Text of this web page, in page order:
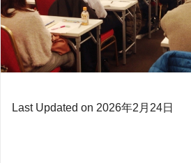
Last Updated on 2026年2月24日